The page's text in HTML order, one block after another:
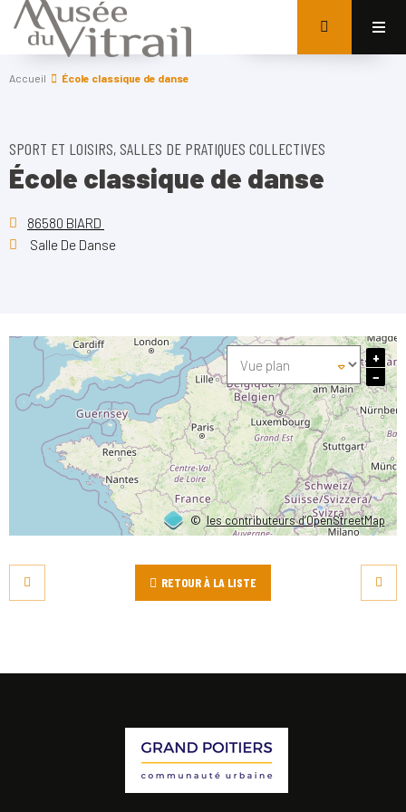
Accueil École classique de danse
SPORT ET LOISIRS, SALLES DE PRATIQUES COLLECTIVES
École classique de danse
86580 BIARD
Salle De Danse
©les contributeurs d’OpenStreetMap
+
−
RETOUR À LA LISTE